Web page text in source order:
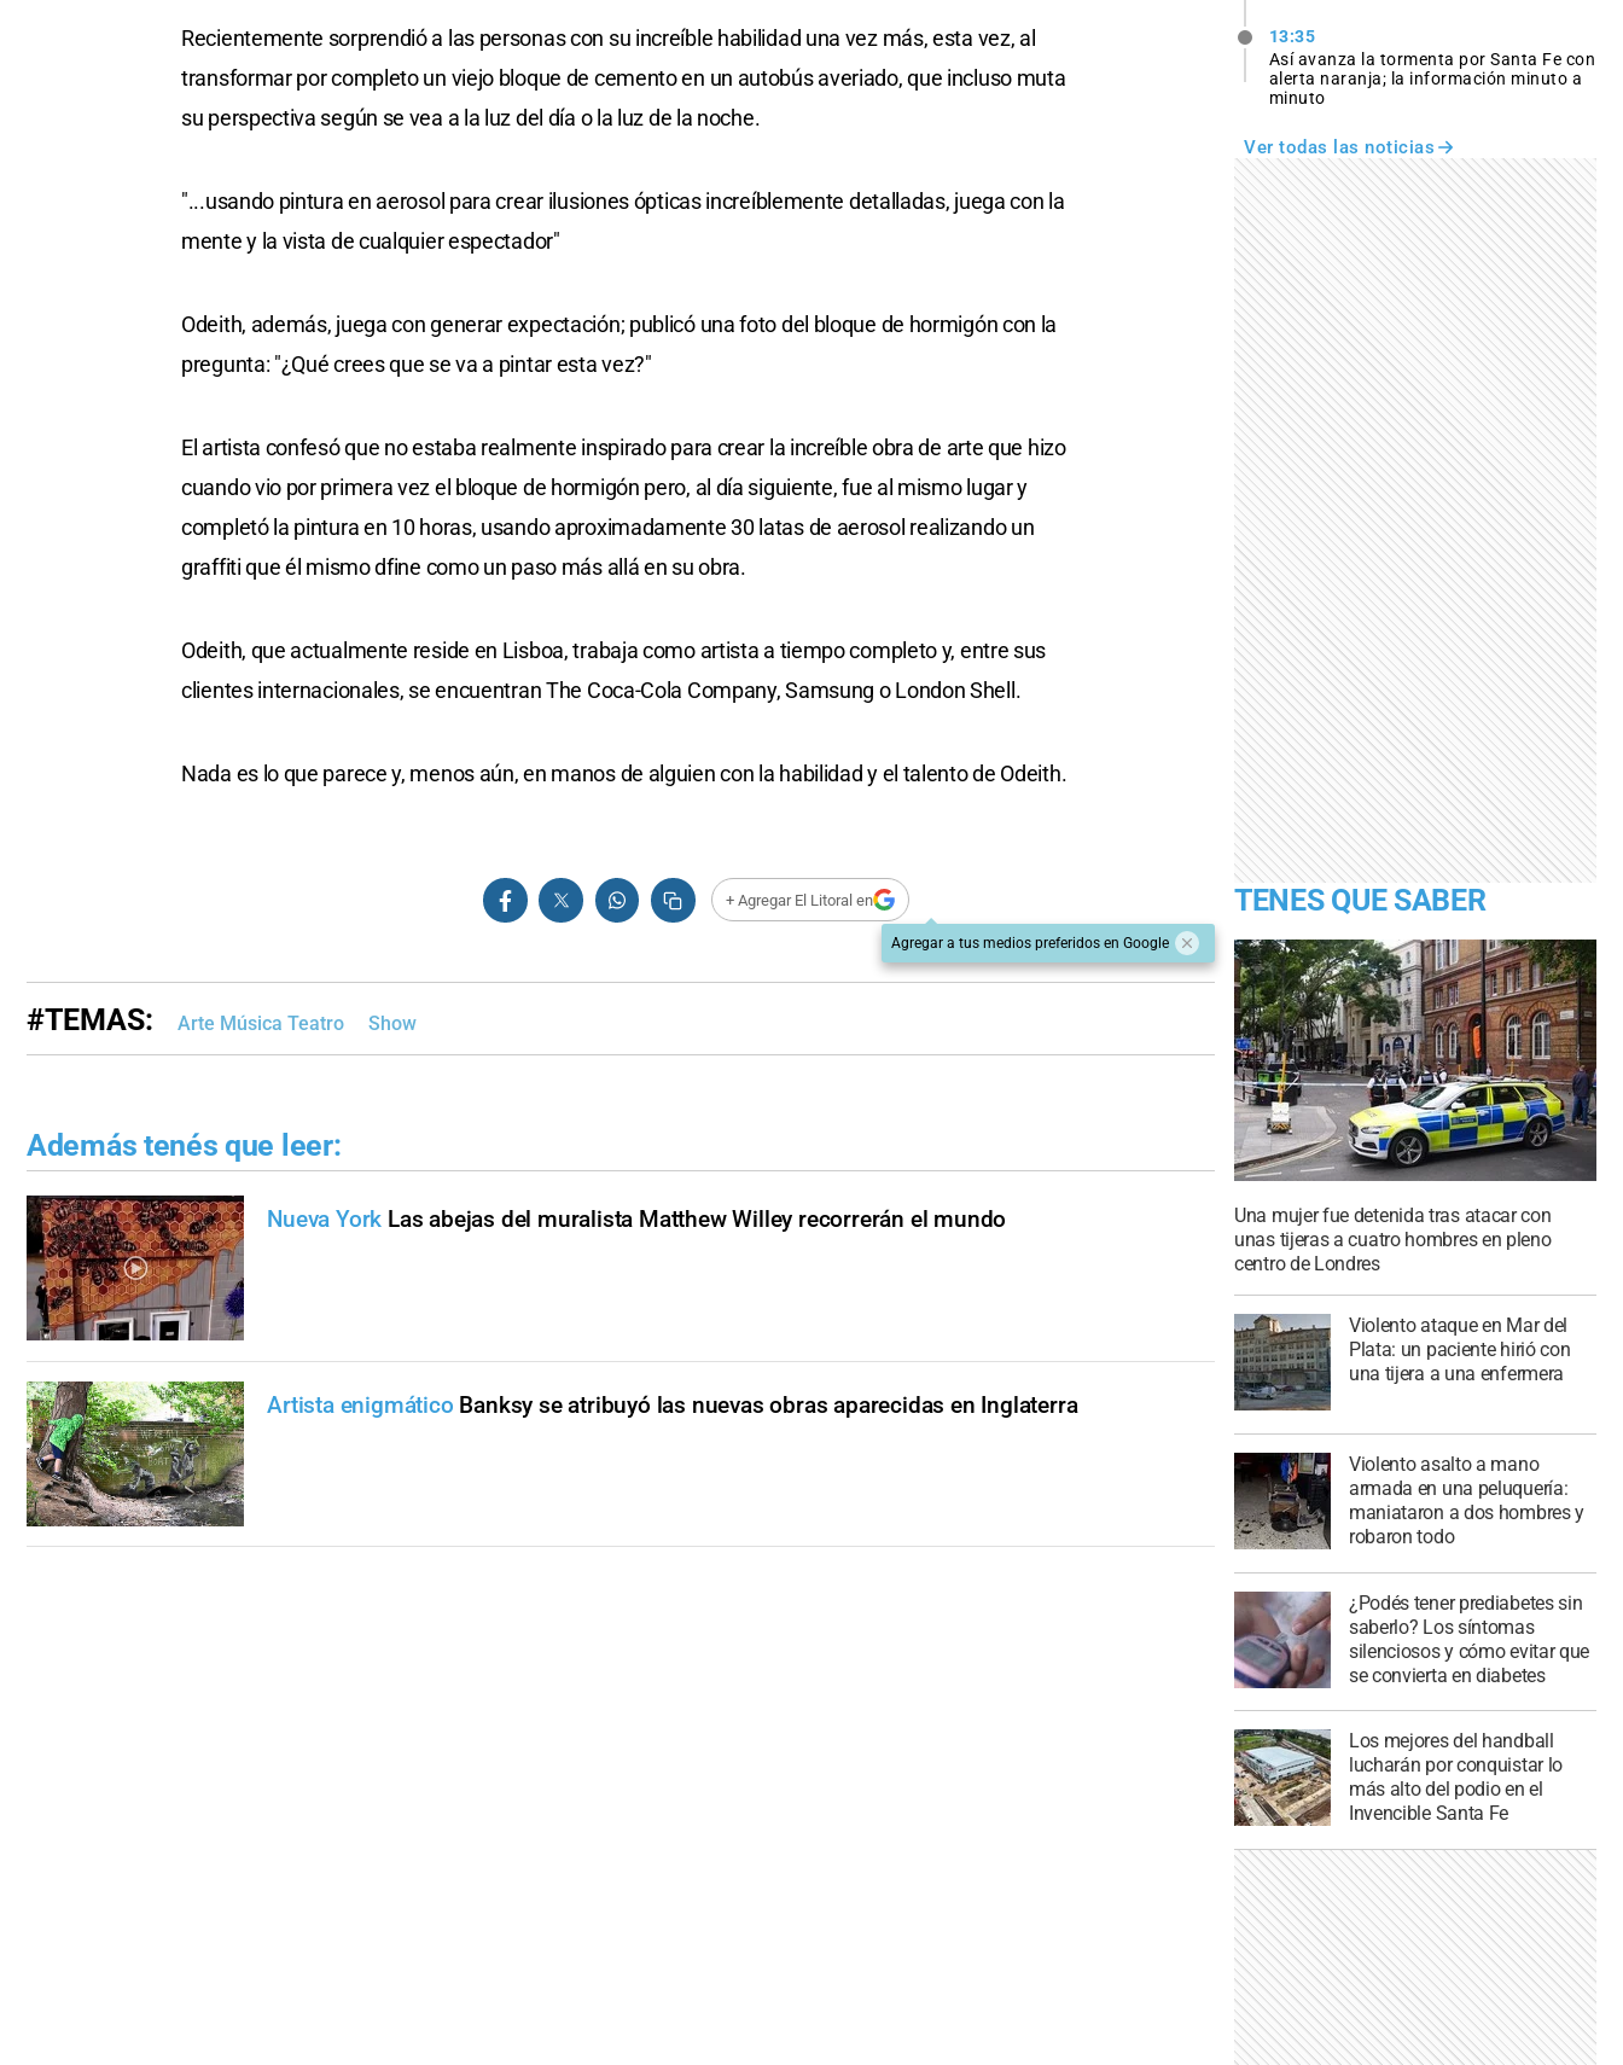
Recientemente sorprendió a las personas con su increíble habilidad una vez más, esta vez, al
transformar por completo un viejo bloque de cemento en un autobús averiado, que incluso muta
su perspectiva según se vea a la luz del día o la luz de la noche.
"...usando pintura en aerosol para crear ilusiones ópticas increíblemente detalladas, juega con la
mente y la vista de cualquier espectador"
Odeith, además, juega con generar expectación; publicó una foto del bloque de hormigón con la
pregunta: "¿Qué crees que se va a pintar esta vez?"
El artista confesó que no estaba realmente inspirado para crear la increíble obra de arte que hizo
cuando vio por primera vez el bloque de hormigón pero, al día siguiente, fue al mismo lugar y
completó la pintura en 10 horas, usando aproximadamente 30 latas de aerosol realizando un
graffiti que él mismo dfine como un paso más allá en su obra.
Odeith, que actualmente reside en Lisboa, trabaja como artista a tiempo completo y, entre sus
clientes internacionales, se encuentran The Coca-Cola Company, Samsung o London Shell.
Nada es lo que parece y, menos aún, en manos de alguien con la habilidad y el talento de Odeith.
+ Agregar El Litoral en
Agregar a tus medios preferidos en Google
#TEMAS: Arte Música Teatro Show
Además tenés que leer:
Nueva York Las abejas del muralista Matthew Willey recorrerán el mundo
Artista enigmático Banksy se atribuyó las nuevas obras aparecidas en Inglaterra
13:35
Así avanza la tormenta por Santa Fe con
alerta naranja; la información minuto a
minuto
Ver todas las noticias
TENES QUE SABER
Una mujer fue detenida tras atacar con
unas tijeras a cuatro hombres en pleno
centro de Londres
Violento ataque en Mar del
Plata: un paciente hirió con
una tijera a una enfermera
Violento asalto a mano
armada en una peluquería:
maniataron a dos hombres y
robaron todo
¿Podés tener prediabetes sin
saberlo? Los síntomas
silenciosos y cómo evitar que
se convierta en diabetes
Los mejores del handball
lucharán por conquistar lo
más alto del podio en el
Invencible Santa Fe